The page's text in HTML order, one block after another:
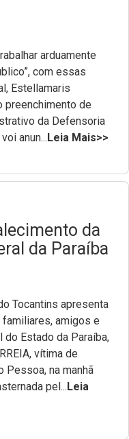
arduamente
com essas
Estellamaris
preenchimento de
da Defensoria
anun...Leia Mais>>
da
da Paraíba
Tocantins apresenta
amigos e
Estado da Paraíba,
vítima de
na manhã
pel...Leia